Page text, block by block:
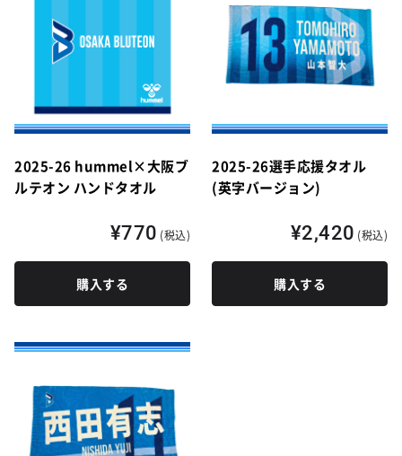
2025-26 hummel×大阪ブ
ルテオン ハンドタオル
¥770 (税込)
購入する
2025-26選手応援タオル
(英字バージョン)
¥2,420 (税込)
購入する